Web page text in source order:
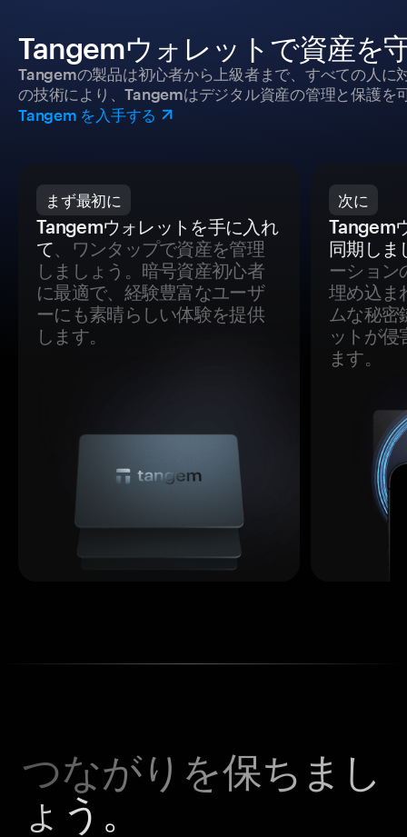
Tangemウォレットで資産を
Tangemの製品は初心者から上級者まで、すべての人に
の技術により、Tangemはデジタル資産の管理と保護を
Tangem を入手する
まず最初に
Tangemウォレットを手に入れ
て、ワンタップで資産を管理
しましょう。暗号資産初心者
に最適で、経験豊富なユーザ
ーにも素晴らしい体験を提供
します。
次に
Tangem
同期しま
ーション
埋め込ま
ムな秘密
ットが侵
ます。
つながりを保ちまし
ょう。